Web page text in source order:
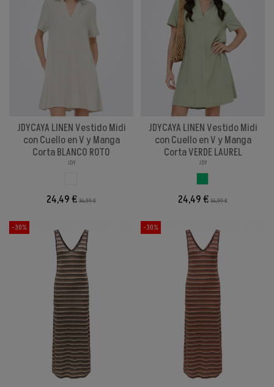
JDYCAYA LINEN Vestido Midi
con Cuello en V y Manga
Corta BLANCO ROTO
JDY
24,49 € 34,99 €
JDYCAYA LINEN Vestido Midi
con Cuello en V y Manga
Corta VERDE LAUREL
JDY
24,49 € 34,99 €
-30% -30%